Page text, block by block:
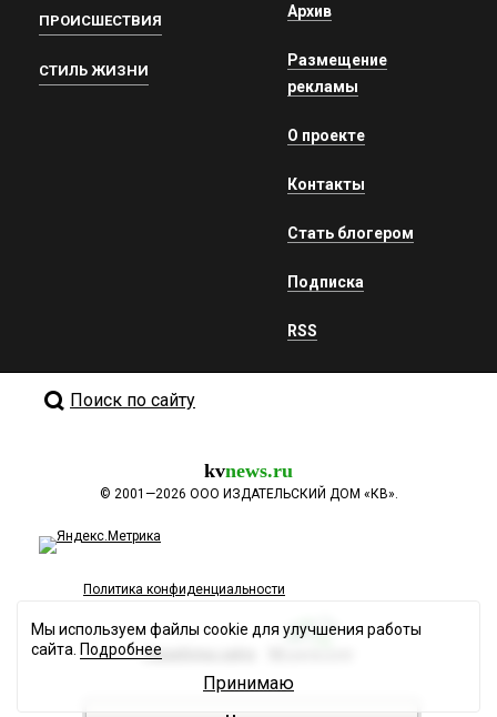
ПРОИСШЕСТВИЯ
СТИЛЬ ЖИЗНИ
Архив
Размещение
рекламы
О проекте
Контакты
Стать блогером
Подписка
RSS
Поиск по сайту
kvnews.ru
© 2001—2026 ООО ИЗДАТЕЛЬСКИЙ ДОМ «КВ».
Политика конфиденциальности
Разработка сайта
Мы используем файлы cookie для улучшения работы
сайта. Подробнее
Принимаю